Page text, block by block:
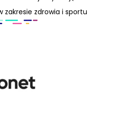
zakresie zdrowia i sportu